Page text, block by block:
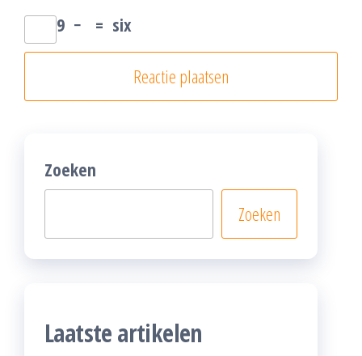
9 − = six
Zoeken
Zoeken
Laatste artikelen